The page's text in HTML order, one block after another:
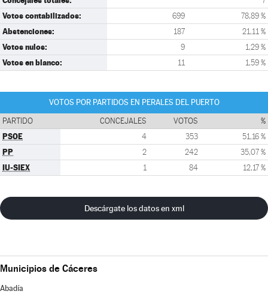
Votos contabilizados: 699 78,89 %
Abstenciones: 187 21,11 %
Votos nulos: 9 1,29 %
Votos en blanco: 11 1,59 %
VOTOS POR PARTIDOS EN PERALES DEL PUERTO
PARTIDO CONCEJALES VOTOS %
PSOE 4 353 51,16 %
PP 2 242 35,07 %
IU-SIEX 1 84 12,17 %
Descárgate los datos en xml
Municipios de Cáceres
Abadía